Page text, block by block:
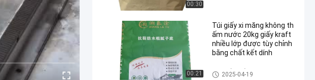
00:30
00:21
Túi giấy xi măng không th
ấm nước 20kg giấy kraft
nhiều lớp được tùy chỉnh
bằng chất kết dính
Túi giấy nhiều lớp
2025-04-19